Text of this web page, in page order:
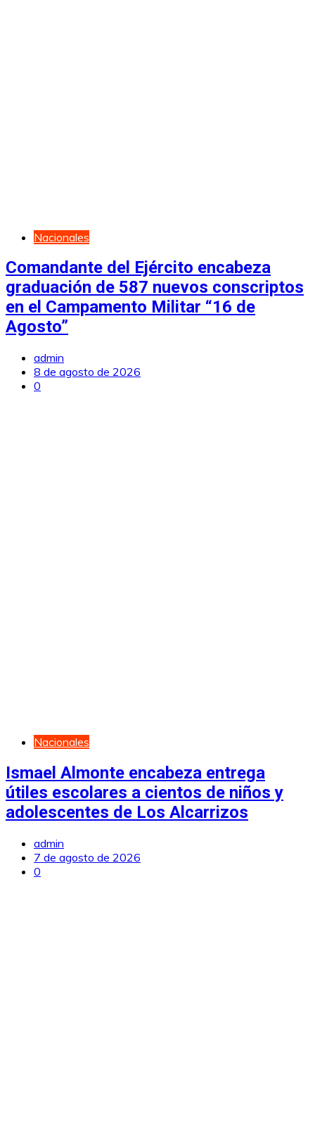
Nacionales
Comandante del Ejército encabeza
graduación de 587 nuevos conscriptos
en el Campamento Militar “16 de
Agosto”
admin
8 de agosto de 2026
0
Nacionales
Ismael Almonte encabeza entrega
útiles escolares a cientos de niños y
adolescentes de Los Alcarrizos
admin
7 de agosto de 2026
0